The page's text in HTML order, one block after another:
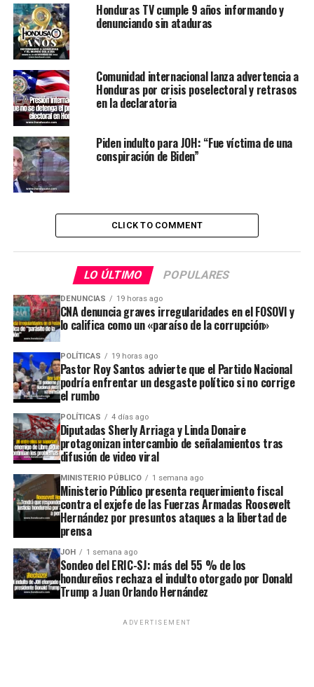
Honduras TV cumple 9 años informando y
denunciando sin ataduras
Comunidad internacional lanza advertencia a
Honduras por crisis poselectoral y retrasos
en la declaratoria
Piden indulto para JOH: “Fue víctima de una
conspiración de Biden”
CLICK TO COMMENT
LO ÚLTIMO POPULARES
DENUNCIAS 19 horas ago
CNA denuncia graves irregularidades en el FOSOVI y
lo califica como un «paraíso de la corrupción»
POLÍTICAS 19 horas ago
Pastor Roy Santos advierte que el Partido Nacional
podría enfrentar un desgaste político si no corrige
el rumbo
POLÍTICAS 4 días ago
Diputadas Sherly Arriaga y Linda Donaire
protagonizan intercambio de señalamientos tras
difusión de video viral
MINISTERIO PÚBLICO 1 semana ago
Ministerio Público presenta requerimiento fiscal
contra el exjefe de las Fuerzas Armadas Roosevelt
Hernández por presuntos ataques a la libertad de
prensa
JOH 1 semana ago
Sondeo del ERIC-SJ: más del 55 % de los
hondureños rechaza el indulto otorgado por Donald
Trump a Juan Orlando Hernández
ADVERTISEMENT